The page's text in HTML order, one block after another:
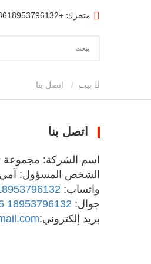
متحرك: +8618953796132
اتصل بنا
اسم الشركة: مجموعة
الشخص المسؤول: آمي
واتساب:
جوال: 18953796132
بريد إلكتروني: